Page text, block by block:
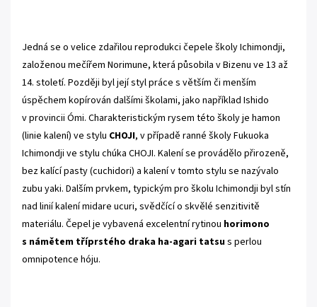
Jedná se o velice zdařilou reprodukci čepele školy Ichimondji,
založenou mečířem Norimune, která působila v Bizenu ve 13 až
14. století. Později byl její styl práce s větším či menším
úspěchem kopírován dalšími školami, jako například Ishido
v provincii Ómi. Charakteristickým rysem této školy je hamon
(linie kalení) ve stylu CHOJI, v případě ranné školy Fukuoka
Ichimondji ve stylu chúka CHOJI. Kalení se provádělo přirozeně,
bez kalící pasty (cuchidori) a kalení v tomto stylu se nazývalo
zubu yaki. Dalším prvkem, typickým pro školu Ichimondji byl stín
nad linií kalení midare ucuri, svědčící o skvělé senzitivitě
materiálu. Čepel je vybavená excelentní rytinou horimono
s námětem tříprstého draka ha-agari tatsus perlou
omnipotence hóju.